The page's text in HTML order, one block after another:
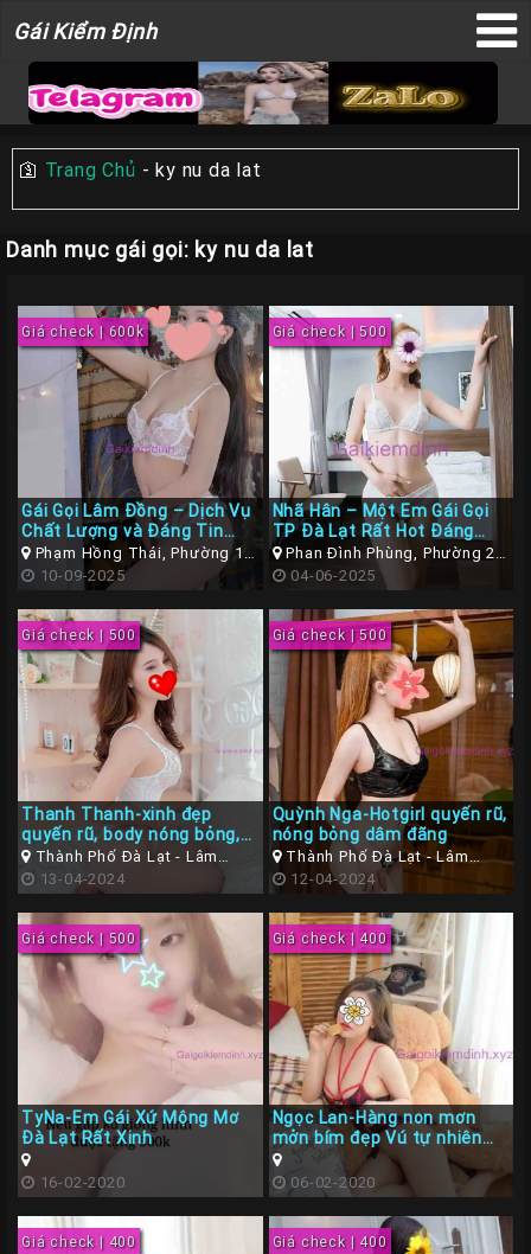
Gái Kiểm Định
Gái
Định
×
Hệ
Đăng
Gòn
Gái
Gọi
Đà
Nẵng
Gái
Gọi
Hà
Nội
Các
TP
Miền
Nam
Các
TP
Tây
Nguyên
Các
TP
Miền
Trung
Các
🛐 Trang Chủ -ky nu da lat
Danh mục gái gọi: ky nu da lat
Giá check | 600k
Gái Gọi Lâm Đồng – Dịch Vụ
Chất Lượng và Đáng Tin
Cậy
Phạm Hồng Thái, Phường 10,
Đà Lạt, Lâm Đồng
10-09-2025
Giá check | 500
Nhã Hân – Một Em Gái Gọi
TP Đà Lạt Rất Hot Đáng
Check Hàng
Phan Đình Phùng, Phường 2,
Thành phố Đà Lạt, Lâm Đồng
04-06-2025
Giá check | 500
Thanh Thanh-xinh đẹp
quyến rũ, body nóng bỏng,
nhẹ nhàng tình cảm
Thành Phố Đà Lạt - Lâm
Đồng13-04-2024
Giá check | 500
Quỳnh Nga-Hotgirl quyến rũ,
nóng bỏng dâm đãng
Thành Phố Đà Lạt - Lâm
Đồng12-04-2024
Giá check | 500
TyNa-Em Gái Xứ Mộng Mơ
Đà Lạt Rất Xinh
16-02-2020
Giá check | 400
Ngọc Lan-Hàng non mơn
mởn bím đẹp Vú tự nhiên
cực đẹp
06-02-2020
Giá check | 400 Giá check | 400